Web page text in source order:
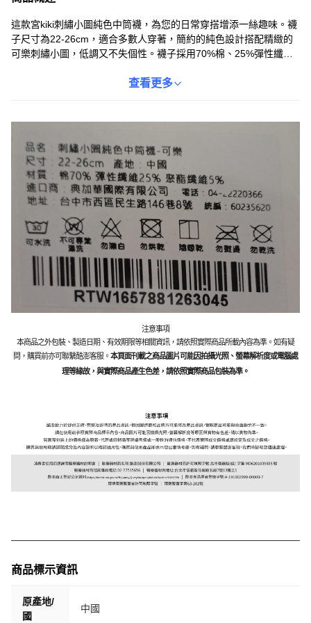
這款宮kiki刺繡小圖純色中筒襪，為您的日常穿搭增添一絲趣味。襪
子尺寸為22-26cm，適合多數人穿著，簡約的純色設計搭配精緻的
可樂刺繡小圖，低調又不失個性。襪子採用70%棉、25%彈性纖維
性。中筒設計提供恰到好處的包覆感，無論是搭配休閒鞋或運動鞋
查看更多
注意事項
本商品之外包裝、製造日期、有效期限等相關資訊，請依照實際商品所載內容為準。如有疑
問，購買前亦可聯繫酷澎客服。本頁面刊載之商品圖片可能因拍攝光照、螢幕解析度或電腦處
理等緣故，與實際商品產生色差，請依照實際商品包裝為準。
商品標示資訊
原產地/
國
中國